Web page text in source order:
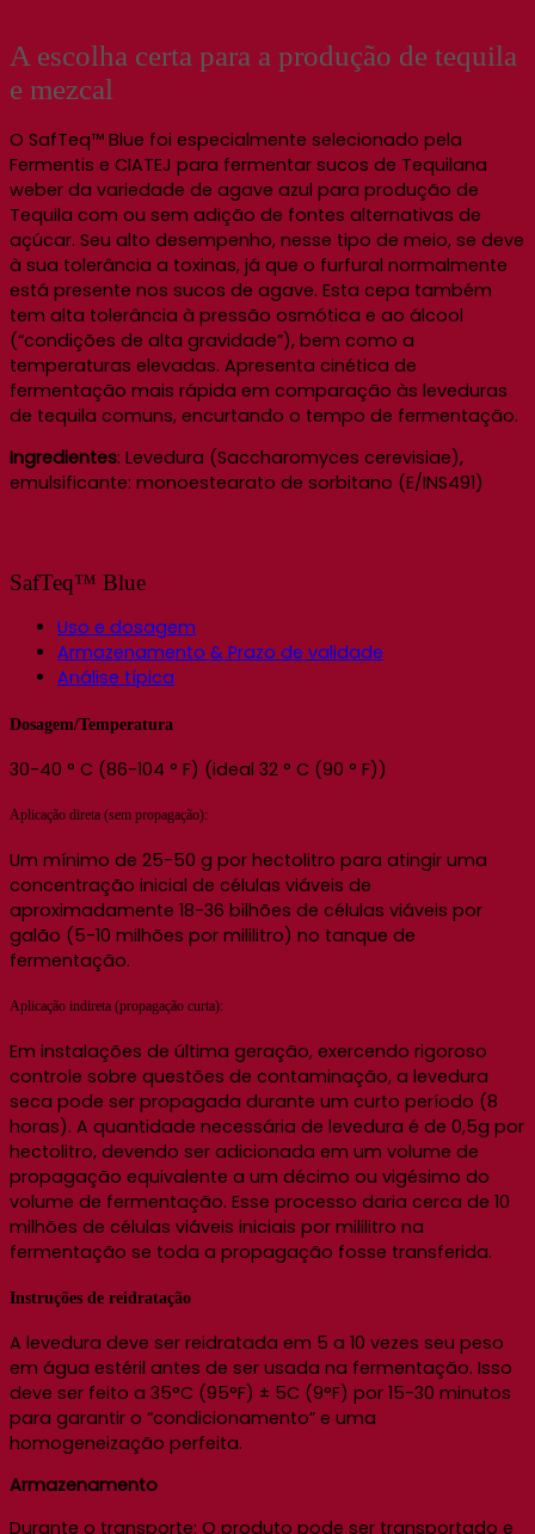
A escolha certa para a produção de tequila
e mezcal
O SafTeq™ Blue foi especialmente selecionado pela
Fermentis e CIATEJ para fermentar sucos de Tequilana
weber da variedade de agave azul para produção de
Tequila com ou sem adição de fontes alternativas de
açúcar. Seu alto desempenho, nesse tipo de meio, se deve
à sua tolerância a toxinas, já que o furfural normalmente
está presente nos sucos de agave. Esta cepa também
tem alta tolerância à pressão osmótica e ao álcool
(“condições de alta gravidade”), bem como a
temperaturas elevadas. Apresenta cinética de
fermentação mais rápida em comparação às leveduras
de tequila comuns, encurtando o tempo de fermentação.
Ingredientes: Levedura (Saccharomyces cerevisiae),
emulsificante: monoestearato de sorbitano (E/INS491)
SafTeq™ Blue
Uso e dosagem
Armazenamento & Prazo de validade
Análise típica
Dosagem/Temperatura
30-40 ° C (86-104 ° F) (ideal 32 ° C (90 ° F))
Aplicação direta (sem propagação):
Um mínimo de 25-50 g por hectolitro para atingir uma
concentração inicial de células viáveis de
aproximadamente 18-36 bilhões de células viáveis por
galão (5-10 milhões por mililitro) no tanque de
fermentação.
Aplicação indireta (propagação curta):
Em instalações de última geração, exercendo rigoroso
controle sobre questões de contaminação, a levedura
seca pode ser propagada durante um curto período (8
horas). A quantidade necessária de levedura é de 0,5g por
hectolitro, devendo ser adicionada em um volume de
propagação equivalente a um décimo ou vigésimo do
volume de fermentação. Esse processo daria cerca de 10
milhões de células viáveis iniciais por mililitro na
fermentação se toda a propagação fosse transferida.
Instruções de reidratação
A levedura deve ser reidratada em 5 a 10 vezes seu peso
em água estéril antes de ser usada na fermentação. Isso
deve ser feito a 35°C (95°F) ± 5C (9°F) por 15-30 minutos
para garantir o “condicionamento” e uma
homogeneização perfeita.
Armazenamento
Durante o transporte: O produto pode ser transportado e